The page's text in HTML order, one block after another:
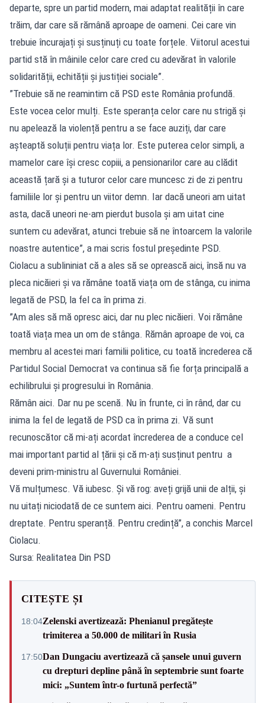
departe, spre un partid modern, mai adaptat realității în care
trăim, dar care să rămână aproape de oameni. Cei care vin
trebuie încurajați și susținuți cu toate forțele. Viitorul acestui
partid stă în mâinile celor care cred cu adevărat în valorile
solidarității, echității și justiției sociale”.
”Trebuie să ne reamintim că PSD este România profundă.
Este vocea celor mulți. Este speranța celor care nu strigă și
nu apelează la violență pentru a se face auziți, dar care
așteaptă soluții pentru viața lor. Este puterea celor simpli, a
mamelor care își cresc copiii, a pensionarilor care au clădit
această țară și a tuturor celor care muncesc zi de zi pentru
familiile lor și pentru un viitor demn. Iar dacă uneori am uitat
asta, dacă uneori ne-am pierdut busola și am uitat cine
suntem cu adevărat, atunci trebuie să ne întoarcem la valorile
noastre autentice”, a mai scris fostul președinte PSD.
Ciolacu a sublininiat că a ales să se oprească aici, însă nu va
pleca nicăieri și va rămâne toată viața om de stânga, cu inima
legată de PSD, la fel ca în prima zi.
”Am ales să mă opresc aici, dar nu plec nicăieri. Voi rămâne
toată viața mea un om de stânga. Rămân aproape de voi, ca
membru al acestei mari familii politice, cu toată încrederea că
Partidul Social Democrat va continua să fie forța principală a
echilibrului și progresului în România.
Rămân aici. Dar nu pe scenă. Nu în frunte, ci în rând, dar cu
inima la fel de legată de PSD ca în prima zi. Vă sunt
recunoscător că mi-ați acordat încrederea de a conduce cel
mai important partid al țării și că m-ați susținut pentru a
deveni prim-ministru al Guvernului României.
Vă mulțumesc. Vă iubesc. Și vă rog: aveți grijă unii de alții, și
nu uitați niciodată de ce suntem aici. Pentru oameni. Pentru
dreptate. Pentru speranță. Pentru credință”, a conchis Marcel
Ciolacu.
Sursa: Realitatea Din PSD
CITEȘTE ȘI
18:04Zelenski avertizează: Phenianul pregătește
trimiterea a 50.000 de militari în Rusia
17:50Dan Dungaciu avertizează că șansele unui guvern
cu drepturi depline până în septembrie sunt foarte
mici: „Suntem într-o furtună perfectă”